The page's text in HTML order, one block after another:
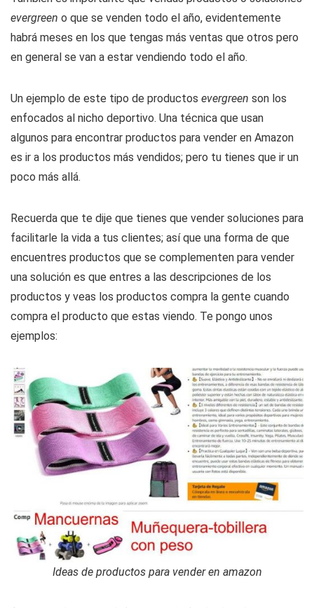
evergreen o que se venden todo el año, evidentemente
habrá meses en los que tengas más ventas que otros pero
en general se van a estar vendiendo todo el año.
Un ejemplo de este tipo de productos evergreen son los
enfocados al nicho deportivo. Una técnica que usan
algunos para encontrar productos para vender en Amazon
es ir a los productos más vendidos; pero tu tienes que ir un
poco más allá.
Recuerda que te dije que tienes que vender soluciones para
facilitarle la vida a tus clientes; así que una forma de que
encuentres productos que se complementen para vender
una solución es que entres a las descripciones de los
productos y veas los productos compra la gente cuando
compra el producto que estas viendo. Te pongo unos
ejemplos:
Ideas de productos para vender en amazon